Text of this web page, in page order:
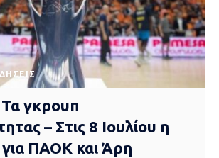
γκρουπ
– Στις 8 Ιουλίου η
ΠΑΟΚ και Άρη